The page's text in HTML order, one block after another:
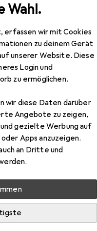
Wahl.
erfassen wir mit Cookies
zu deinem Gerät
unserer Website. Diese
Login und
zu ermöglichen.
wir diese Daten darüber
Angebote zu zeigen,
gezielte Werbung auf
Apps anzuzeigen.
an Dritte und
White
GP28 Power Bank
GP28
White
zum Produkt Silicon